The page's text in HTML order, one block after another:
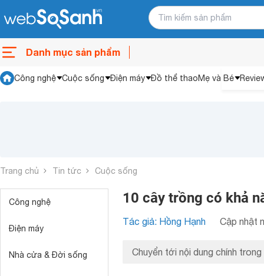
Danh mục sản phẩm
Công nghệ Cuộc sống Điện máy Đồ thể thaoMẹ và Bé
Trang chủ Tin tức Cuộc sống
Công nghệ
Điện máy
Nhà cửa & Đời sống
10 cây trồng có khả
Tác giả: Hồng Hạnh Cập nhật
Chuyển tới nội dung chính trong